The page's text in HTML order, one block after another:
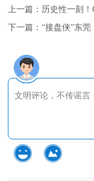
上一篇： 历史性一刻
下一篇：“接盘侠”东